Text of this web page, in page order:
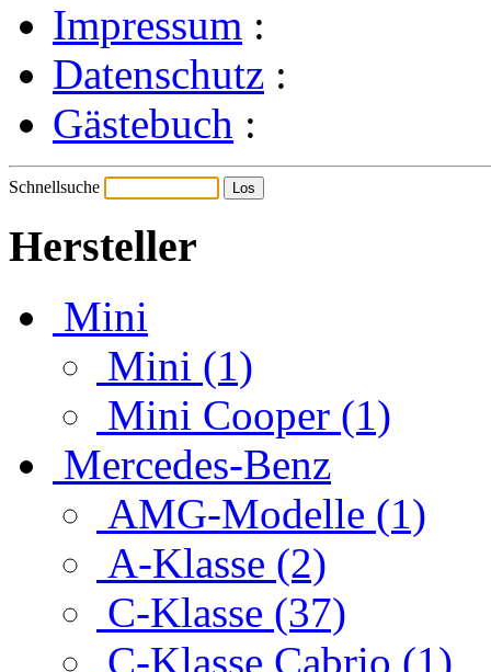
Impressum :
Datenschutz :
Gästebuch :
Schnellsuche
Hersteller
Mini
Mini (1)
Mini Cooper (1)
Mercedes-Benz
AMG-Modelle (1)
A-Klasse (2)
C-Klasse (37)
C-Klasse Cabrio (1)